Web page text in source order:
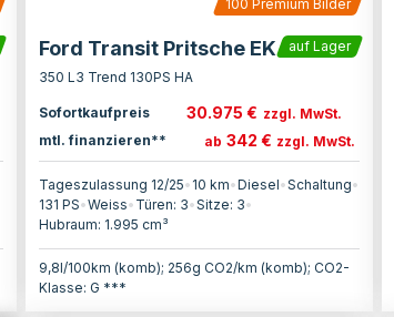
100 Premium Bilder
Ford Transit Pritsche EK
auf Lager
350 L3 Trend 130PS HA
Sofortkaufpreis 30.975 € zzgl. MwSt.
mtl. finanzieren**
ab 342 € zzgl. MwSt.
Tageszulassung 12/25• 10 km•Diesel•Schaltung•
131 PS•Weiss• Türen: 3•Sitze: 3•
Hubraum: 1.995 cm³
9,8l/100km (komb); 256g CO2/km (komb); CO2-
Klasse: G ***